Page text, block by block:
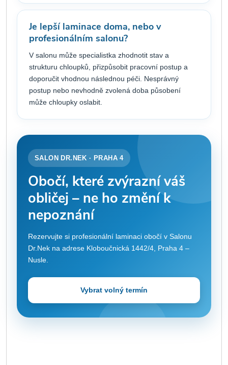
Je lepší laminace doma, nebo v
profesionálním salonu?
V salonu může specialistka zhodnotit stav a
strukturu chloupků, přizpůsobit pracovní postup a
doporučit vhodnou následnou péči. Nesprávný
postup nebo nevhodně zvolená doba působení
může chloupky oslabit.
SALON DR.NEK · PRAHA 4
Obočí, které zvýrazní váš
obličej – ne ho změní k
nepoznání
Rezervujte si profesionální laminaci obočí v Salonu
Dr.Nek na adrese Kloboučnická 1442/4, Praha 4 –
Nusle.
Vybrat volný termín